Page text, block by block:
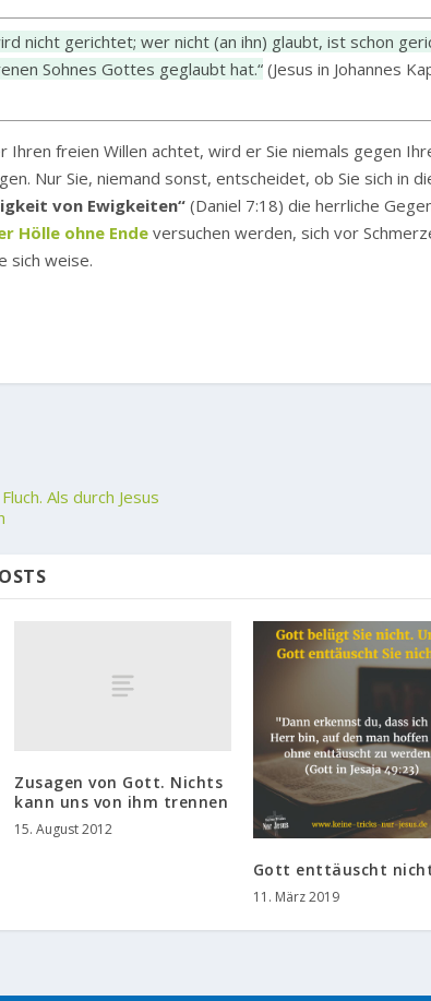
nicht gerichtet; wer nicht (an ihn) glaubt, ist schon
Sohnes Gottes geglaubt hat.“(Jesus in Johannes
freien Willen achtet, wird er Sie niemals gegen
Nur Sie, niemand sonst, entscheidet, ob Sie sich in
von Ewigkeiten“ (Daniel 7:18) die herrliche
Hölle ohne Endeversuchen werden, sich vor
sich weise.
Als durch Jesus
Zusagen von Gott. Nichts
kann uns von ihm trennen
15. August 2012
Gott enttäuscht
11. März 2019